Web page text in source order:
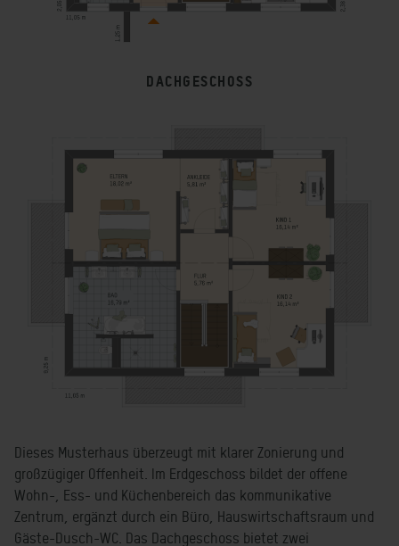
DACHGESCHOSS
Dieses Musterhaus überzeugt mit klarer Zonierung und
großzügiger Offenheit. Im Erdgeschoss bildet der offene
Wohn-, Ess- und Küchenbereich das kommunikative
Zentrum, ergänzt durch ein Büro, Hauswirtschaftsraum und
Gäste-Dusch-WC. Das Dachgeschoss bietet zwei